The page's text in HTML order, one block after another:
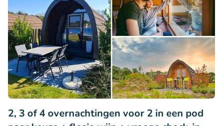
2, 3 of 4 overnachtingen voor 2 in een pod